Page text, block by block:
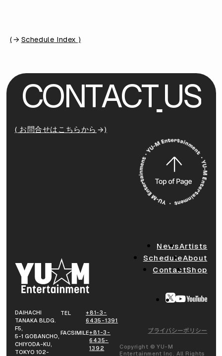
( Schedule Index )
CONTACT US
( お問合せはこちらから )
DAIHACHI
TANAKA BLDG.
F5,
5-1 GOBANCHO,
CHIYODA-KU,
TOKYO 102-
TEL
+81-3-
6435-1391
FACSIMILE+81-3-
6435-
1392
NewsArtists
ScheduleAbout
ContactShop
プライバシーポリシー
Copyright © YU-M
Entertainment Inc. All Rights